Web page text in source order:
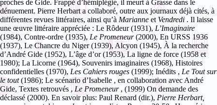
proches de Gide. Frappé d’hémiplégie, il meurt à Grasse dans le
dénuement. Pierre Herbart a collaboré, outre aux journaux déjà cités, à
différentes revues littéraires, ainsi qu’à Marianne et Vendredi . Il laisse
une œuvre littéraire appréciée : Le Rôdeur (1931), L’Imaginaire
(1984), Contre-ordre (1935), Le Promeneur (2000), En URSS 1936
(1937), Le Chancre du Niger (1939), Alcyon (1945), À la recherche
d’André Gide (1952), L’âge d’or (1953), La ligne de force (1958 et
1980); La Licorne (1964), Souvenirs imaginaires (1968), Histoires
confidentielles (1970), Les Cahiers rouges (1999); Inédits , Le Tout sur
le tout (1986); Le scénario d’Isabelle , en collaboration avec André
Gide, Textes retrouvés , Le Promeneur , (1999) On demande des
déclassé (2000). En savoir plus: Paul Renard (dir.), Pierre Herbart,